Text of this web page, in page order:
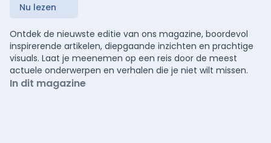
Nu lezen
Ontdek de nieuwste editie van ons magazine, boordevol
inspirerende artikelen, diepgaande inzichten en prachtige
visuals. Laat je meenemen op een reis door de meest
actuele onderwerpen en verhalen die je niet wilt missen.
In dit magazine